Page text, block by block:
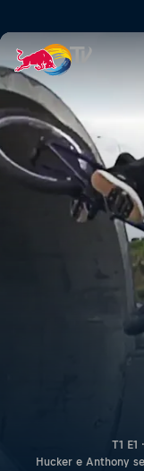
Rodada
T1
Hucker e Anthony